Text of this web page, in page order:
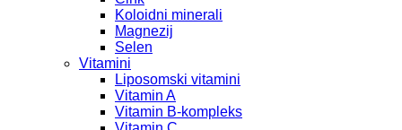
Koloidni minerali
Magnezij
Selen
Vitamini
Liposomski vitamini
Vitamin A
Vitamin B-kompleks